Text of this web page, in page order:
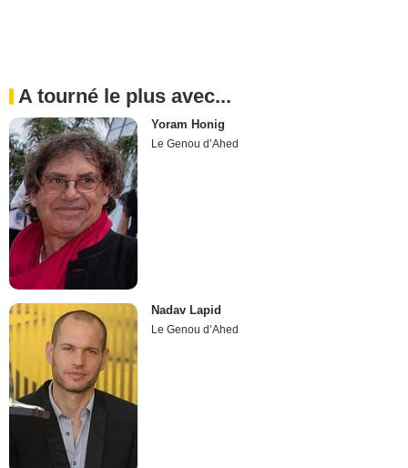
A tourné le plus avec...
Yoram Honig
Le Genou d’Ahed
Nadav Lapid
Le Genou d’Ahed